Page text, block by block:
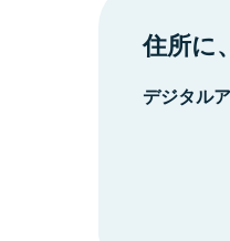
住所に
デジタル